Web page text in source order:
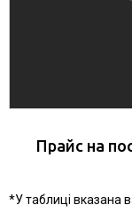
Прайс на
*У таблиці вказана